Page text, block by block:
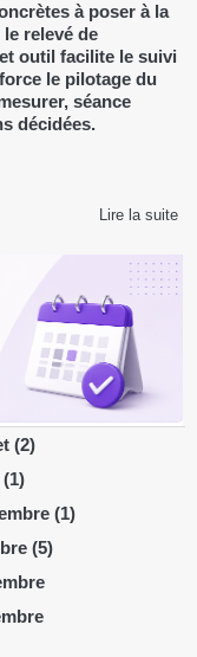
à poser à la
relevé de
outil facilite le suivi
le pilotage du
séance
décidées.
Lire la suite
(2)
(1)
(5)